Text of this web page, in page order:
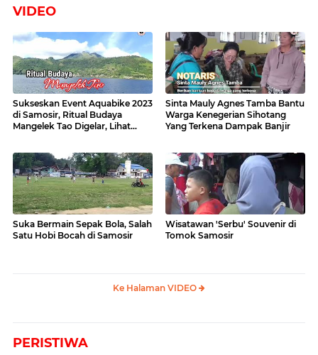
VIDEO
Sukseskan Event Aquabike 2023
di Samosir, Ritual Budaya
Mangelek Tao Digelar, Lihat
Sinta Mauly Agnes Tamba Bantu
Warga Kenegerian Sihotang
Yang Terkena Dampak Banjir
Suka Bermain Sepak Bola, Salah
Satu Hobi Bocah di Samosir
Wisatawan 'Serbu' Souvenir di
Tomok Samosir
Ke Halaman VIDEO
PERISTIWA